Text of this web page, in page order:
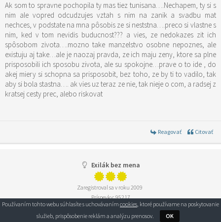
Ak som to spravne pochopila ty mas tiez tunisana….Nechapem, ty si s
nim ale vopred odcudzujes vztah s nim na zanik a svadbu mat
nechces, v podstate na mna pôsobis ze si neststna….preco si vlastne s
nim, ked v tom nevidis buducnost??? a vies, ze nedokazes zit ich
spôsobom zivota….mozno take manzelstvo osobne nepoznes, ale
existuju aj take…ale je naozaj pravda, ze ich maju zeny, ktore sa plne
prisposobili ich sposobu zivota, ale su spokojne…prave o to ide , do
akej miery si schopna sa prisposobit, bez toho, ze by ti to vadilo, tak
aby si bola stastna…. ak vies uz teraz ze nie, tak nieje o com, a radsej z
kratsej cesty prec, alebo riskovat
Reagovať Citovať
Exilák bez mena
Zaregistroval sa v roku 2009
Príspevky: 95217
Používaním tohto webu súhlasíte s uchovávaním cookies, ktoré používame na poskytovanie
služieb, prispôsobenie reklám a analýzu prenosov.
OK